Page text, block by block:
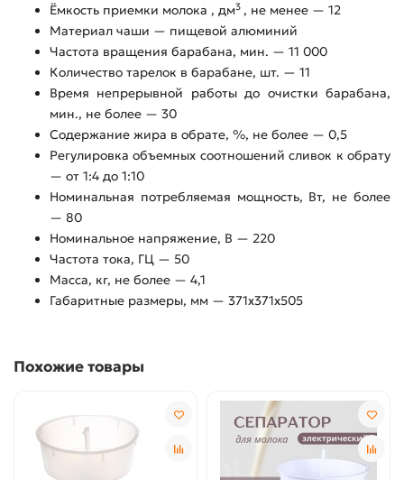
Ёмкость приемки молока , дм3 , не менее — 12
Материал чаши — пищевой алюминий
Частота вращения барабана, мин. — 11 000
Количество тарелок в барабане, шт. — 11
Время непрерывной работы до очистки барабана,
мин., не более — 30
Содержание жира в обрате, %, не более — 0,5
Регулировка объемных соотношений сливок к обрату
— от 1:4 до 1:10
Номинальная потребляемая мощность, Вт, не более
— 80
Номинальное напряжение, В — 220
Частота тока, ГЦ — 50
Масса, кг, не более — 4,1
Габаритные размеры, мм — 371х371х505
Похожие товары